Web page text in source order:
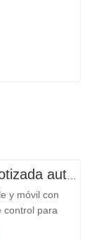
y móvil con
control para
fuera